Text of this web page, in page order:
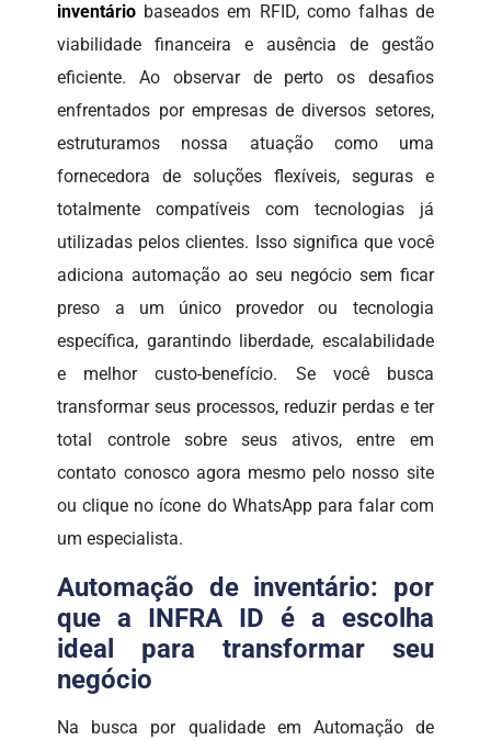
inventário baseados em RFID, como falhas de
viabilidade financeira e ausência de gestão
eficiente. Ao observar de perto os desafios
enfrentados por empresas de diversos setores,
estruturamos nossa atuação como uma
fornecedora de soluções flexíveis, seguras e
totalmente compatíveis com tecnologias já
utilizadas pelos clientes. Isso significa que você
adiciona automação ao seu negócio sem ficar
preso a um único provedor ou tecnologia
específica, garantindo liberdade, escalabilidade
e melhor custo-benefício. Se você busca
transformar seus processos, reduzir perdas e ter
total controle sobre seus ativos, entre em
contato conosco agora mesmo pelo nosso site
ou clique no ícone do WhatsApp para falar com
um especialista.
Automação de inventário: por
que a INFRA ID é a escolha
ideal para transformar seu
negócio
Na busca por qualidade em Automação de